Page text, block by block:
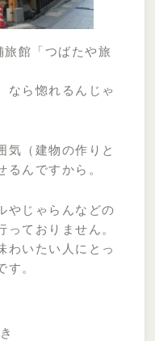
館「つばたや旅
なら惚れるんじゃ
気（建物の作りと
んですから。
やじゃらんなどの
ておりません。
わいたい人にとっ
。